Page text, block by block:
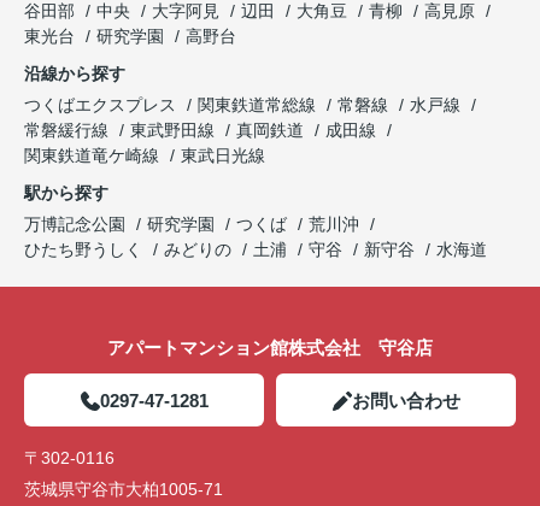
谷田部
中央 大字阿見 辺田 大角豆 青柳
高見原
東光台
研究学園
高野台
沿線から探す
つくばエクスプレス
関東鉄道常総線 常磐線
水戸線
常磐緩行線
東武野田線 真岡鉄道
成田線
関東鉄道竜ケ崎線
東武日光線
駅から探す
万博記念公園
研究学園 つくば
荒川沖
ひたち野うしく
みどりの 土浦 守谷 新守谷 水海道
アパートマンション館株式会社 守谷店
0297-47-1281 お問い合わせ
〒302-0116
茨城県守谷市大柏1005-71